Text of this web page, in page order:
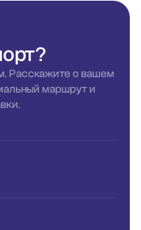
Расскажите о вашем
маршрут и